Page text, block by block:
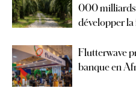
000 milliards
développer
Flutterwave
banque en